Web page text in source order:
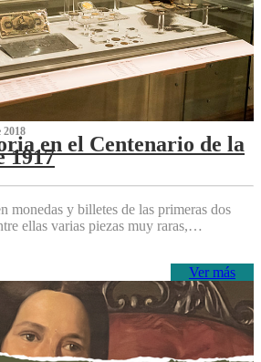
2018
en el Centenario de la
1917
monedas y billetes de las primeras dos
ellas varias piezas muy raras,…
Ver más